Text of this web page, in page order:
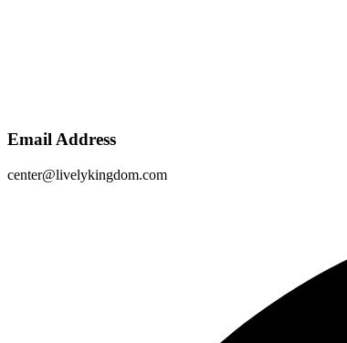
Email Address
center@livelykingdom.com